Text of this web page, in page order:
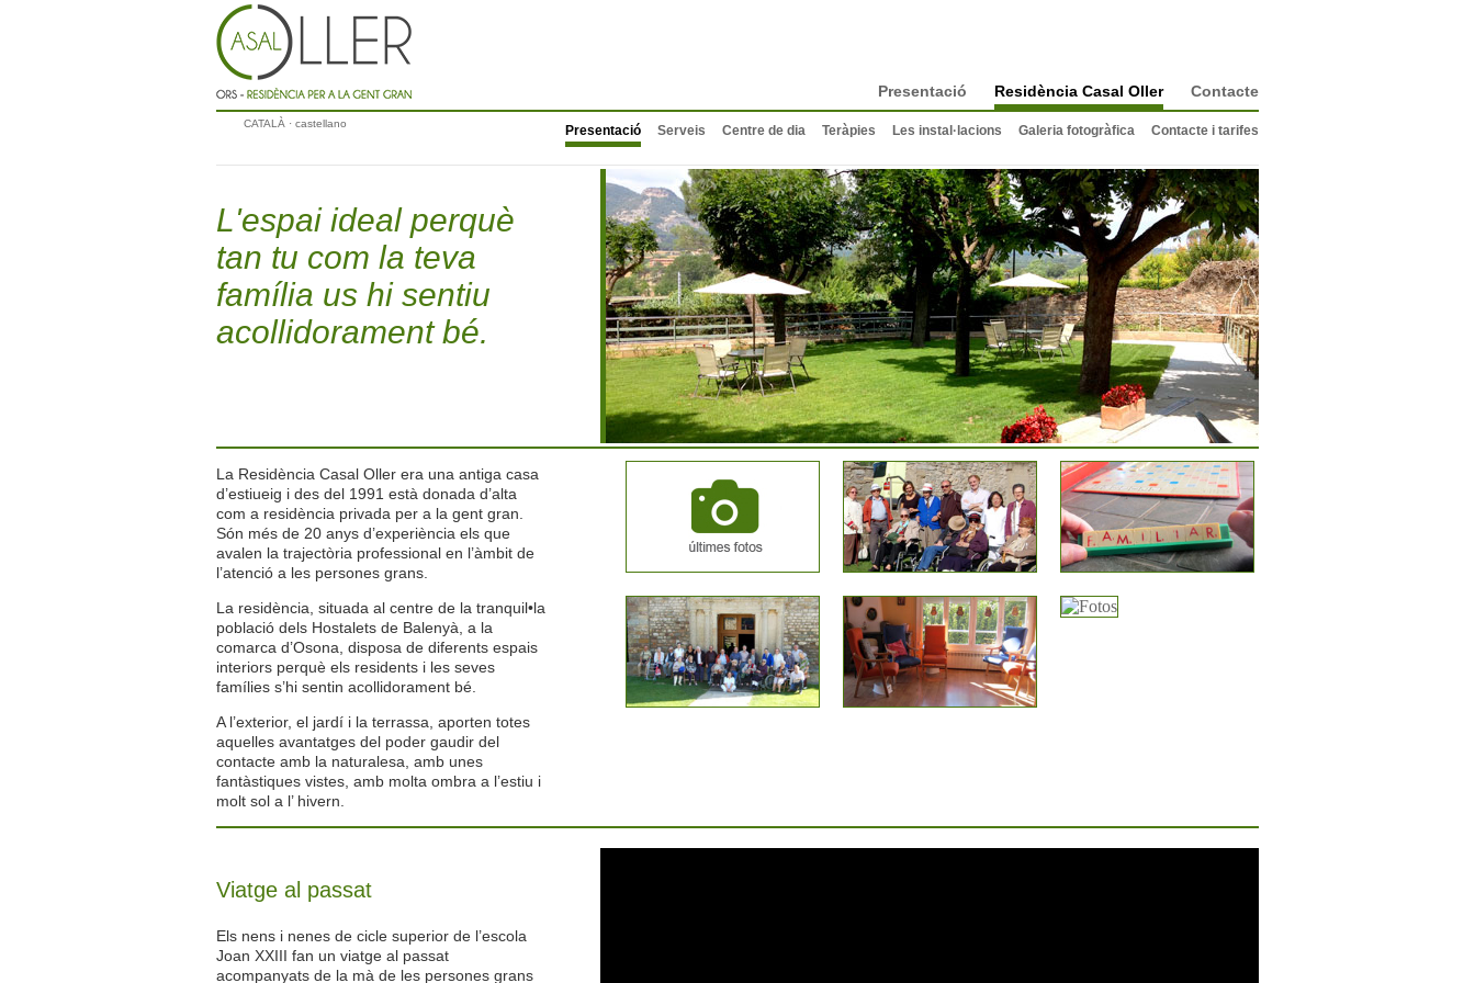
Contacte
Residència Casal Oller
Presentació
CATALÀ · castellano Contacte i tarifes
Galeria fotogràfica
Les instal·lacions
Teràpies
Centre de dia
Serveis
Presentació
L'espai ideal perquè
tan tu com la teva
família us hi sentiu
acollidorament bé.
La Residència Casal Oller era una antiga casa
d’estiueig i des del 1991 està donada d’alta
com a residència privada per a la gent gran.
Són més de 20 anys d’experiència els que
avalen la trajectòria professional en l’àmbit de
l’atenció a les persones grans.
La residència, situada al centre de la tranquil•la
població dels Hostalets de Balenyà, a la
comarca d’Osona, disposa de diferents espais
interiors perquè els residents i les seves
famílies s’hi sentin acollidorament bé.
A l’exterior, el jardí i la terrassa, aporten totes
aquelles avantatges del poder gaudir del
contacte amb la naturalesa, amb unes
fantàstiques vistes, amb molta ombra a l’estiu i
molt sol a l’ hivern.
Viatge al passat
Els nens i nenes de cicle superior de l’escola
Joan XXIII fan un viatge al passat
acompanyats de la mà de les persones grans